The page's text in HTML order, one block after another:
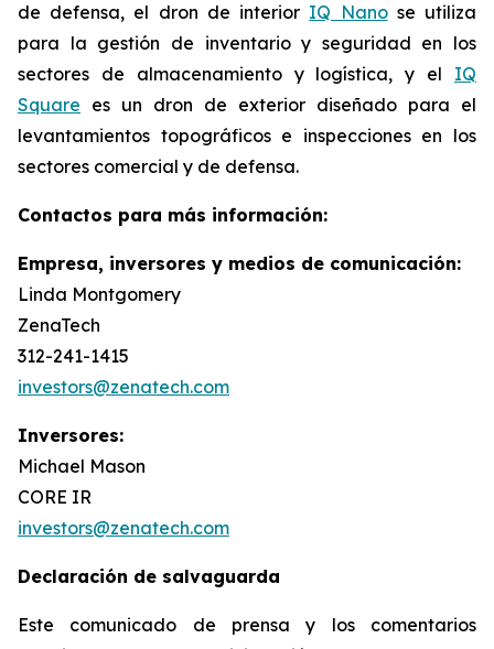
de defensa, el dron de interior IQ Nanose utiliza
para la gestión de inventario y seguridad en los
sectores de almacenamiento y logística, y el IQ
Square es un dron de exterior diseñado para el
levantamientos topográficos e inspecciones en los
sectores comercial y de defensa.
Contactos para más información:
Empresa, inversores y medios de comunicación:
Linda Montgomery
ZenaTech
312-241-1415
investors@zenatech.com
Inversores:
Michael Mason
CORE IR
investors@zenatech.com
Declaración de salvaguarda
Este comunicado de prensa y los comentarios